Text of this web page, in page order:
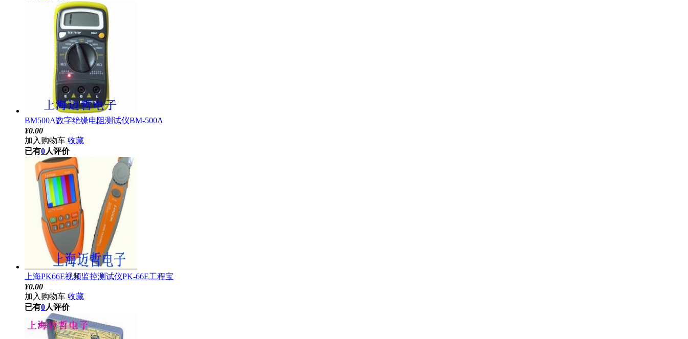
BM500A数字绝缘电阻测试仪BM-500A
¥0.00
加入购物车 收藏
已有0人评价
上海PK66E视频监控测试仪PK-66E工程宝
¥0.00
加入购物车 收藏
已有0人评价